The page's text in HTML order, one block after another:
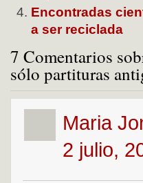
Encontradas
a ser reciclada
7 Comentarios
sólo partituras
Maria
2 julio,